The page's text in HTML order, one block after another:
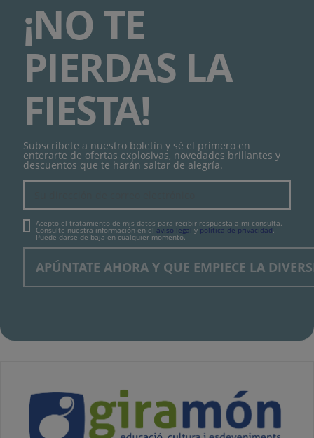
¡NO TE
PIERDAS LA
FIESTA!
Subscríbete a nuestro boletín y sé el primero en
enterarte de ofertas explosivas, novedades brillantes y
descuentos que te harán saltar de alegría.
Acepto el tratamiento de mis datos para recibir respuesta a mi consulta.
Consulte nuestra información en el aviso legal y política de privacidad.
Puede darse de baja en cualquier momento.